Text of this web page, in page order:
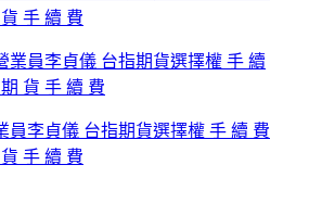
手 續 費
員李貞儀 台指期貨選擇權 手 續 費
手 續 費